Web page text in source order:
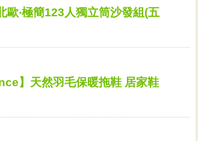
歐‧極簡123人獨立筒沙發組(五
】天然羽毛保暖拖鞋 居家鞋